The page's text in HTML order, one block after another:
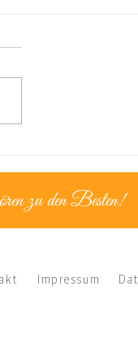
zu den Besten!
Impressum